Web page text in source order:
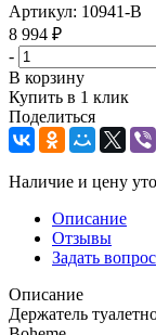
Артикул: 10941-B
8 994 ₽
-
В корзину
Купить в 1 клик
Поделиться
Наличие и цену
Описание
Отзывы
Задать вопрос
Описание
Держатель